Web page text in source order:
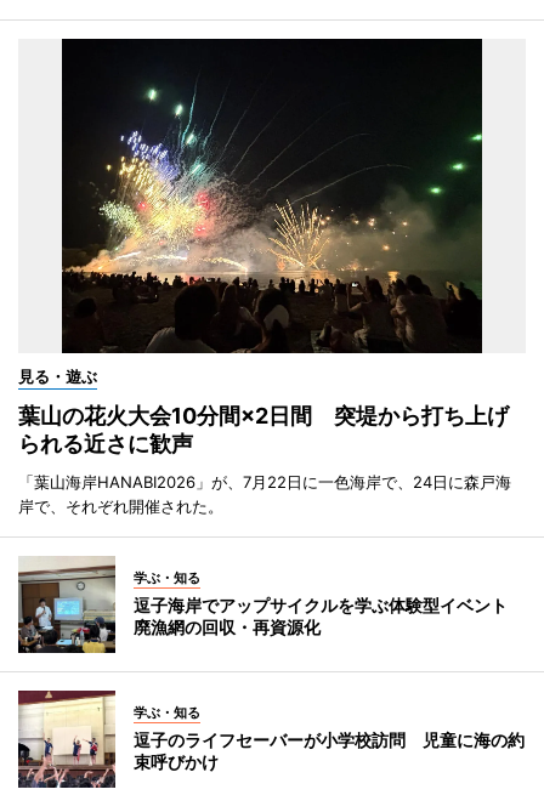
見る・遊ぶ
葉山の花火大会10分間×2日間 突堤から打ち上げ
られる近さに歓声
「葉山海岸HANABI2026」が、7月22日に一色海岸で、24日に森戸海
岸で、それぞれ開催された。
学ぶ・知る
逗子海岸でアップサイクルを学ぶ体験型イベント
廃漁網の回収・再資源化
学ぶ・知る
逗子のライフセーバーが小学校訪問 児童に海の約
束呼びかけ